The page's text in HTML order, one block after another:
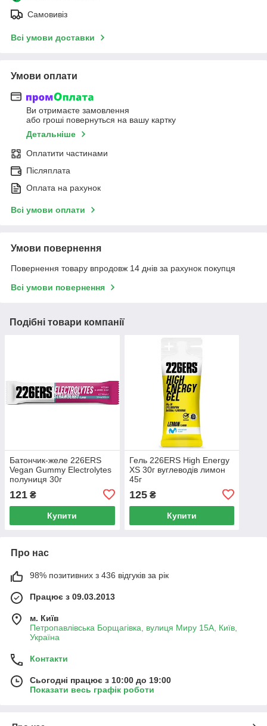
Самовивіз
Всі умови доставки
Умови оплати
Ви отримаєте замовлення
або гроші повернуться на вашу картку
Детальніше
Оплатити частинами
Післяплата
Оплата на рахунок
Всі умови оплати
Умови повернення
Повернення товару впродовж 14 днів за рахунок покупця
Всі умови повернення
Подібні товари компанії
Батончик-желе 226ERS
Vegan Gummy Electrolytes
полуниця 30г
121 ₴
Купити
Гель 226ERS High Energy
XS 30г вуглеводів лимон
45г
125₴
Купити
Про нас
98% позитивних з 436 відгуків за рік
Працює з 09.03.2013
м. Київ
Петропавлівська Борщагівка, вулиця Миру 15А, Київ,
Україна
Контакти
Сьогодні працює з 10:00 до 19:00
Показати весь графік роботи